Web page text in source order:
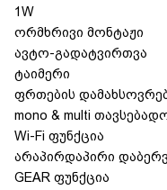
1W
ორმხრივი მონტაჟი
ავტო-გადატვირთვა
ტაიმერი
ფრთების
mono & multi
Wi-Fi ფუნქცია
არაპირდაპირი
GEAR ფუნქცია